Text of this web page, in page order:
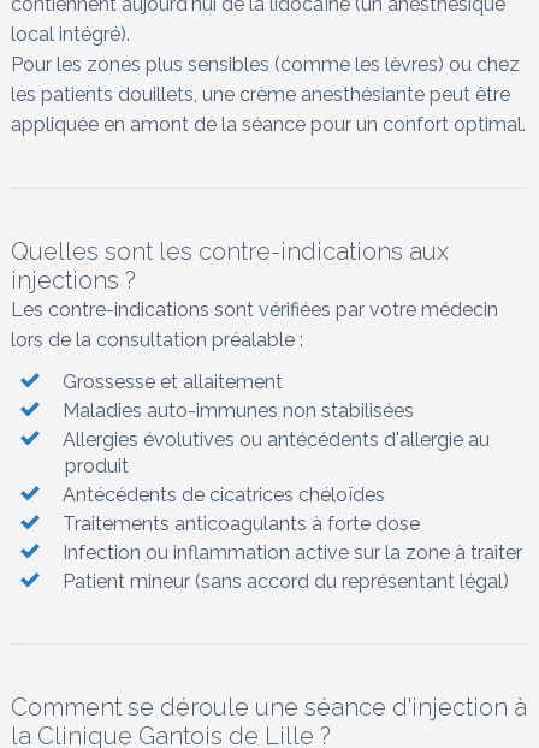
contiennent aujourd'hui de la lidocaïne (un anesthésique
local intégré).
Pour les zones plus sensibles (comme les lèvres) ou chez
les patients douillets, une crème anesthésiante peut être
appliquée en amont de la séance pour un confort optimal.
Quelles sont les contre-indications aux
injections ?
Les contre-indications sont vérifiées par votre médecin
lors de la consultation préalable :
Grossesse et allaitement
Maladies auto-immunes non stabilisées
Allergies évolutives ou antécédents d'allergie au
produit
Antécédents de cicatrices chéloïdes
Traitements anticoagulants à forte dose
Infection ou inflammation active sur la zone à traiter
Patient mineur (sans accord du représentant légal)
Comment se déroule une séance d'injection à
la Clinique Gantois de Lille ?